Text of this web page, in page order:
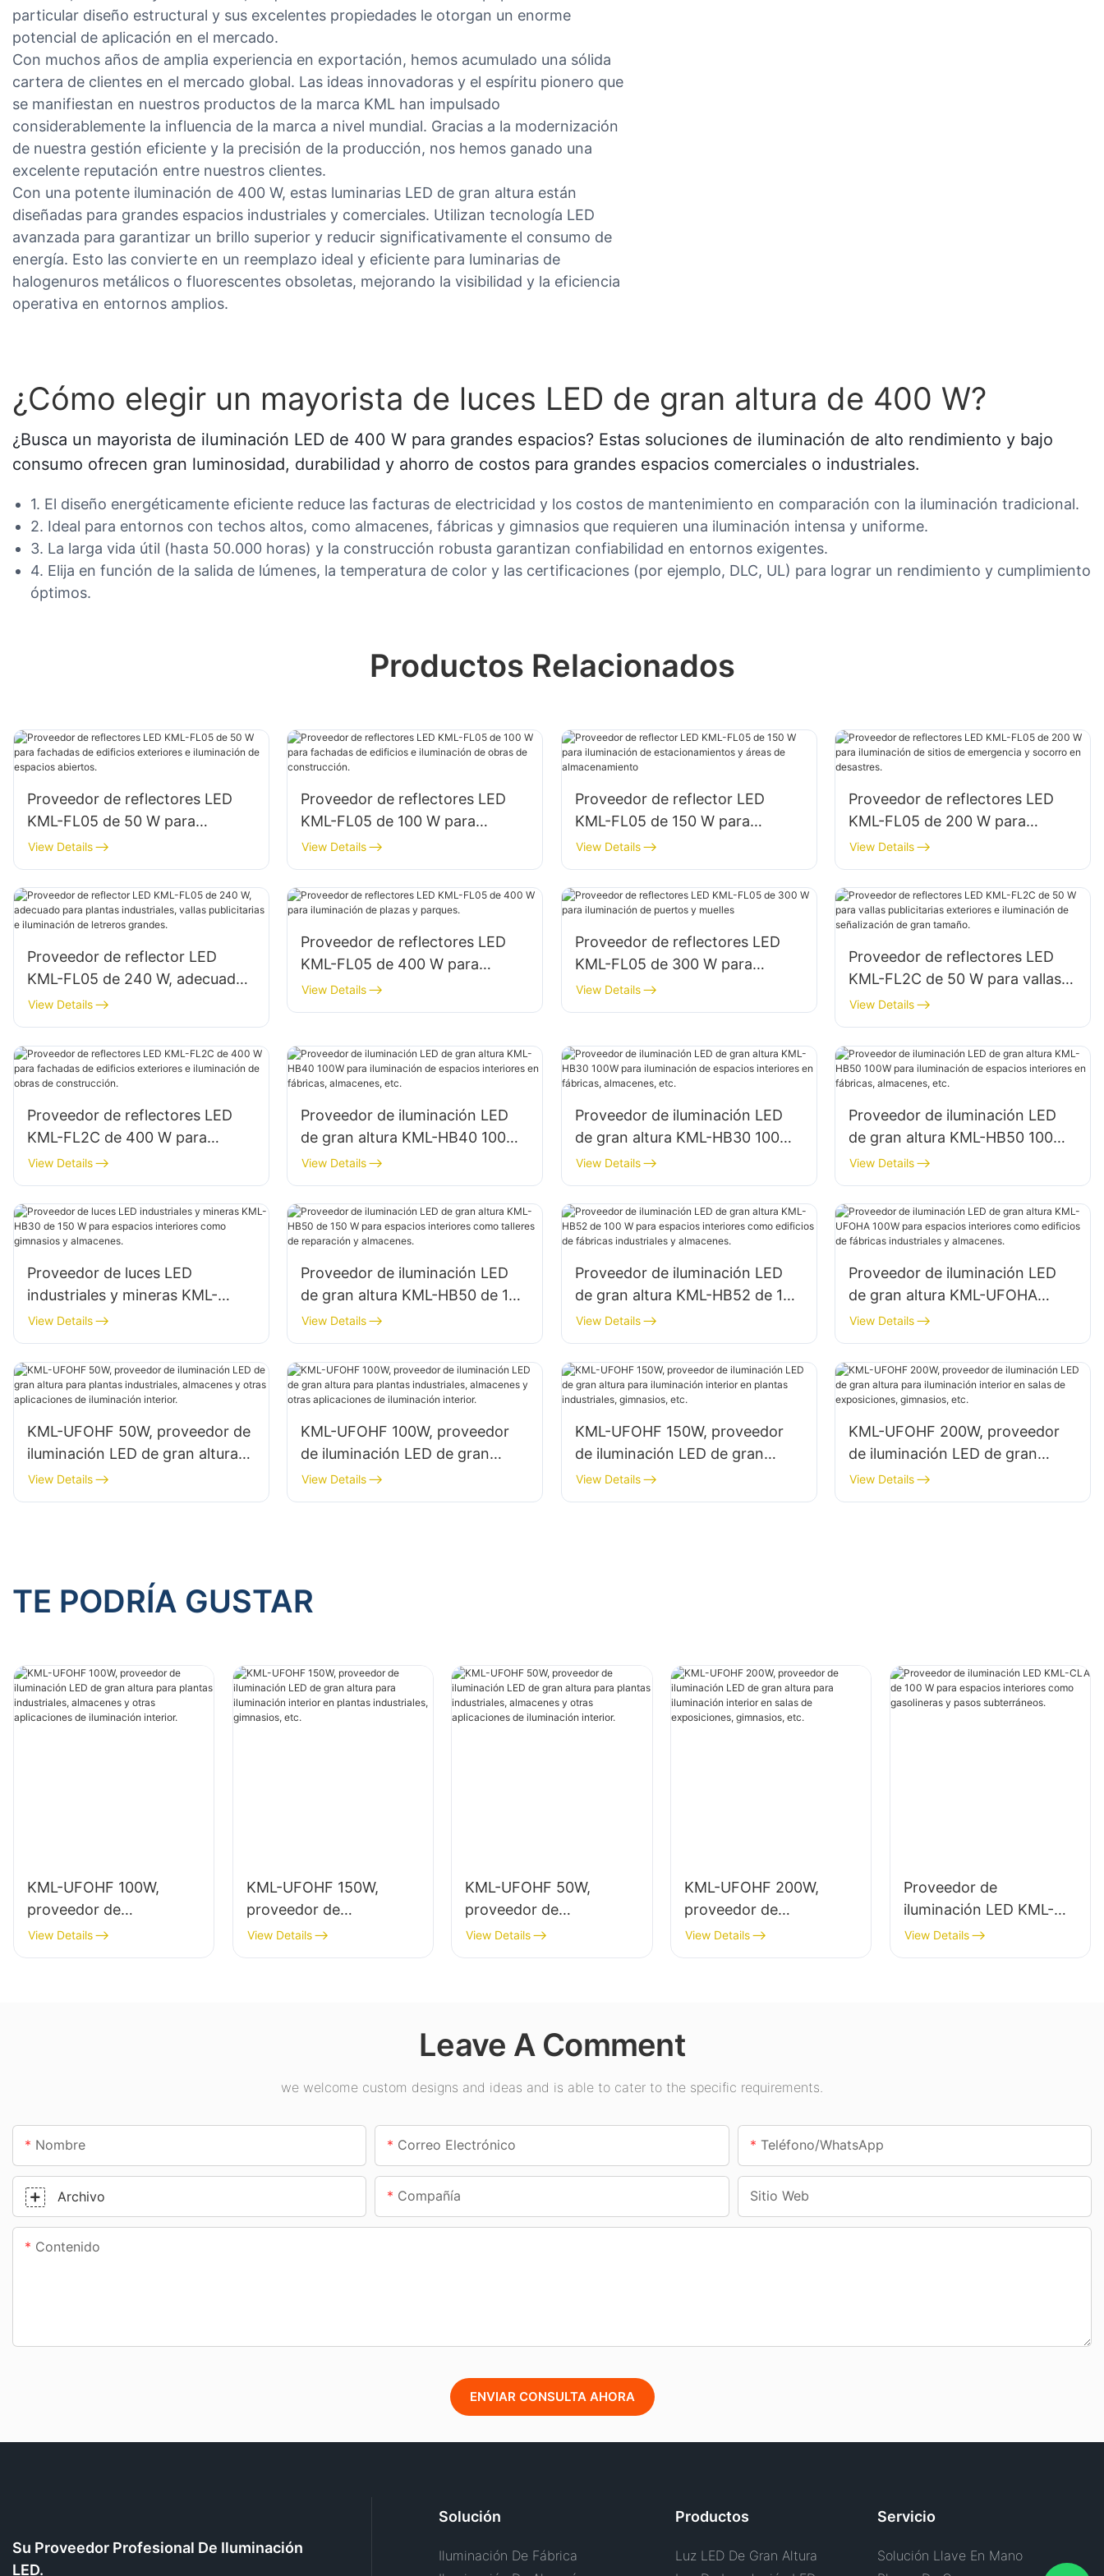
particular diseño estructural y sus excelentes propiedades le otorgan un enorme
potencial de aplicación en el mercado.
Con muchos años de amplia experiencia en exportación, hemos acumulado una sólida
cartera de clientes en el mercado global. Las ideas innovadoras y el espíritu pionero que
se manifiestan en nuestros productos de la marca KML han impulsado
considerablemente la influencia de la marca a nivel mundial. Gracias a la modernización
de nuestra gestión eficiente y la precisión de la producción, nos hemos ganado una
excelente reputación entre nuestros clientes.
Con una potente iluminación de 400 W, estas luminarias LED de gran altura están
diseñadas para grandes espacios industriales y comerciales. Utilizan tecnología LED
avanzada para garantizar un brillo superior y reducir significativamente el consumo de
energía. Esto las convierte en un reemplazo ideal y eficiente para luminarias de
halogenuros metálicos o fluorescentes obsoletas, mejorando la visibilidad y la eficiencia
operativa en entornos amplios.
¿Cómo elegir un mayorista de luces LED de gran altura de 400 W?
¿Busca un mayorista de iluminación LED de 400 W para grandes espacios? Estas soluciones de iluminación de alto rendimiento y bajo
consumo ofrecen gran luminosidad, durabilidad y ahorro de costos para grandes espacios comerciales o industriales.
1. El diseño energéticamente eficiente reduce las facturas de electricidad y los costos de mantenimiento en comparación con la iluminación tradicional.
2. Ideal para entornos con techos altos, como almacenes, fábricas y gimnasios que requieren una iluminación intensa y uniforme.
3. La larga vida útil (hasta 50.000 horas) y la construcción robusta garantizan confiabilidad en entornos exigentes.
4. Elija en función de la salida de lúmenes, la temperatura de color y las certificaciones (por ejemplo, DLC, UL) para lograr un rendimiento y cumplimiento
óptimos.
Productos Relacionados
Proveedor de reflectores LED
KML-FL05 de 50 W para
fachadas de edificios exteriores
e iluminación de espacios
abiertos.
View Details
Proveedor de reflectores LED
KML-FL05 de 100 W para
fachadas de edificios e
iluminación de obras de
construcción.
View Details
Proveedor de reflector LED
KML-FL05 de 150 W para
iluminación de estacionamientos
y áreas de almacenamiento
View Details
Proveedor de reflectores LED
KML-FL05 de 200 W para
iluminación de sitios de
emergencia y socorro en
desastres.
View Details
Proveedor de reflector LED
KML-FL05 de 240 W, adecuado
para plantas industriales, vallas
publicitarias e iluminación de
letreros grandes.
View Details
Proveedor de reflectores LED
KML-FL05 de 400 W para
iluminación de plazas y parques.
View Details
Proveedor de reflectores LED
KML-FL05 de 300 W para
iluminación de puertos y muelles
View Details
Proveedor de reflectores LED
KML-FL2C de 50 W para vallas
publicitarias exteriores e
iluminación de señalización de
gran tamaño.
View Details
Proveedor de reflectores LED
KML-FL2C de 400 W para
fachadas de edificios exteriores
e iluminación de obras de
construcción.
View Details
Proveedor de iluminación LED
de gran altura KML-HB40 100W
para iluminación de espacios
interiores en fábricas,
almacenes, etc.
View Details
Proveedor de iluminación LED
de gran altura KML-HB30 100W
para iluminación de espacios
interiores en fábricas,
almacenes, etc.
View Details
Proveedor de iluminación LED
de gran altura KML-HB50 100W
para iluminación de espacios
interiores en fábricas,
almacenes, etc.
View Details
Proveedor de luces LED
industriales y mineras KML-
HB30 de 150 W para espacios
interiores como gimnasios y
almacenes.
View Details
Proveedor de iluminación LED
de gran altura KML-HB50 de 150
W para espacios interiores como
talleres de reparación y
almacenes.
View Details
Proveedor de iluminación LED
de gran altura KML-HB52 de 100
W para espacios interiores como
edificios de fábricas industriales
y almacenes.
View Details
Proveedor de iluminación LED
de gran altura KML-UFOHA
100W para espacios interiores
como edificios de fábricas
industriales y almacenes.
View Details
KML-UFOHF 50W, proveedor de
iluminación LED de gran altura
para plantas industriales,
almacenes y otras aplicaciones
View Details
KML-UFOHF 100W, proveedor
de iluminación LED de gran
altura para plantas industriales,
almacenes y otras aplicaciones
View Details
KML-UFOHF 150W, proveedor
de iluminación LED de gran
altura para iluminación interior
en plantas industriales,
View Details
KML-UFOHF 200W, proveedor
de iluminación LED de gran
altura para iluminación interior
en salas de exposiciones,
View Details
TE PODRÍA GUSTAR
KML-UFOHF 100W,
proveedor de
iluminación LED de gran
altura para plantas
View Details
KML-UFOHF 150W,
proveedor de
iluminación LED de gran
altura para iluminación
View Details
KML-UFOHF 50W,
proveedor de
iluminación LED de gran
altura para plantas
View Details
KML-UFOHF 200W,
proveedor de
iluminación LED de gran
altura para iluminación
View Details
Proveedor de
iluminación LED KML-
CLA de 100 W para
espacios interiores
View Details
Leave A Comment
we welcome custom designs and ideas and is able to cater to the specific requirements.
Nombre Correo Electrónico Teléfono/WhatsApp
Archivo Compañía Sitio Web
Contenido
ENVIAR CONSULTA AHORA
Su Proveedor Profesional De Iluminación
LED.
Solución
Iluminación De Fábrica
Productos
Luz LED De Gran Altura
Servicio
Solución Llave En Mano